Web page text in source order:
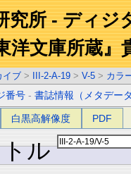
究所 - ディジ
洋文庫所蔵』
イブ > III-2-A-19 > V-5 > カラ
番号 -書誌情報（メタデー
白黒高解像度 PDF
トル